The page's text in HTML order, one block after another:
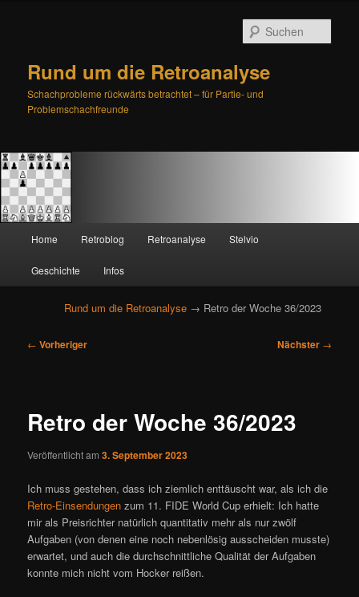
Rund um die Retroanalyse
Schachprobleme rückwärts betrachtet – für Partie- und
Problemschachfreunde
Zum
primären
Inhalt
springen
Zum
sekundären
Inhalt
springen
Home Retroblog Retroanalyse Stelvio
Geschichte Infos
Rund um die Retroanalyse → Retro der Woche 36/2023
B
a
s
a
v
i
g
a
t
← Vorheriger Nächster →
Retro der Woche 36/2023
Veröffentlicht am3. September 2023
Ich muss gestehen, dass ich ziemlich enttäuscht war, als ich die
Retro-Einsendungen zum 11. FIDE World Cup erhielt: Ich hatte
mir als Preisrichter natürlich quantitativ mehr als nur zwölf
Aufgaben (von denen eine noch nebenlösig ausscheiden musste)
erwartet, und auch die durchschnittliche Qualität der Aufgaben
konnte mich nicht vom Hocker reißen.